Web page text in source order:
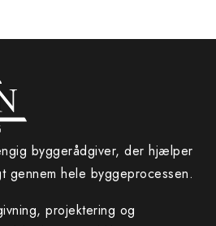
byggerådgiver, der hjælper
gennem hele byggeprocessen.
projektering og